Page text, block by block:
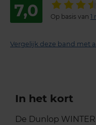
7,0 Op basis van 1
Vergelijk deze band met
In het kort
De Dunlop